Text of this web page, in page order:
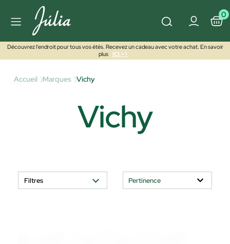
0
Découvrez l'endroit pour tous vos étés. Recevez un cadeau avec votre achat. En savoir
plus
ICI >>
Accueil Marques Vichy
Vichy
Filtres